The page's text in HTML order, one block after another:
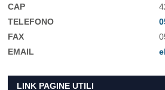
CAP
TELEFONO
FAX
EMAIL
LINK PAGINE UTILI